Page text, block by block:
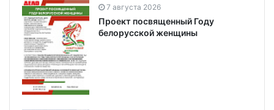
7 августа 2026
Проект посвященный Году
белорусской женщины